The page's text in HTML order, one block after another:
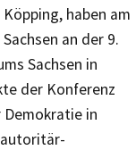
haben am
an der 9.
Sachsen in
der Konferenz
Demokratie in